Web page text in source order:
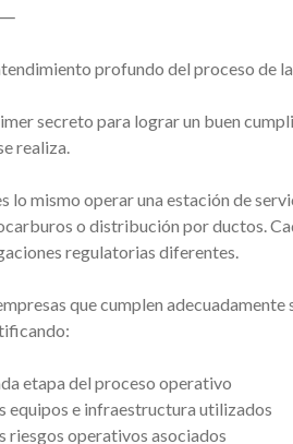
profundo del proceso de
secreto para lograr un buen
realiza.
lo mismo operar una estación de
o distribución por ductos.
regulatorias diferentes.
que cumplen
etapa del proceso operativo
equipos e infraestructura utilizados
riesgos operativos asociados